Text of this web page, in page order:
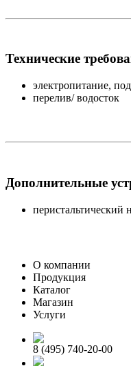
Технические
электропитание,
перелив/ водосток
Дополнительные
перистальтический
О компании
Продукция
Каталог
Магазин
Услуги
8 (495) 740-20-00